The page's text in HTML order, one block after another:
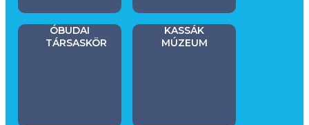
ÓBUDAI
TÁRSASKÖR
KASSÁK
MÚZEUM